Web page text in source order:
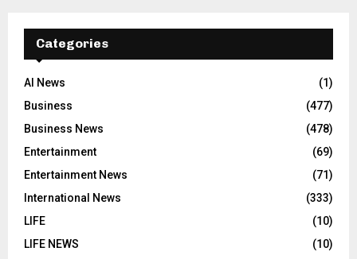
Categories
AI News
(1)
Business
(477)
Business News
(478)
Entertainment
(69)
Entertainment News
(71)
International News
(333)
LIFE
(10)
LIFE NEWS
(10)